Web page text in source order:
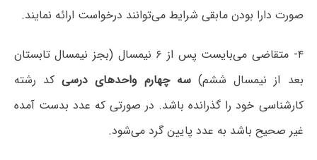
صورت دارا بودن مابقی شرایط می‌توانند درخواست ارائه نمایند.
۴- متقاضی می‌بایست پس از ۶ نیمسال (بجز نیمسال تابستان
بعد از نیمسال ششم) سه چهارم واحدهای درسی کد رشته
کارشناسی خود را گذرانده باشد. در صورتی که عدد بدست آمده
غیر صحیح باشد به عدد پایین گرد می‌شود.